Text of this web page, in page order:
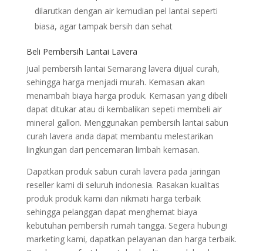
dilarutkan dengan air kemudian pel lantai seperti
biasa, agar tampak bersih dan sehat
Beli Pembersih Lantai Lavera
Jual pembersih lantai Semarang lavera dijual curah,
sehingga harga menjadi murah. Kemasan akan
menambah biaya harga produk. Kemasan yang dibeli
dapat ditukar atau di kembalikan sepeti membeli air
mineral gallon. Menggunakan pembersih lantai sabun
curah lavera anda dapat membantu melestarikan
lingkungan dari pencemaran limbah kemasan.
Dapatkan produk sabun curah lavera pada jaringan
reseller kami di seluruh indonesia. Rasakan kualitas
produk produk kami dan nikmati harga terbaik
sehingga pelanggan dapat menghemat biaya
kebutuhan pembersih rumah tangga. Segera hubungi
marketing kami, dapatkan pelayanan dan harga terbaik.